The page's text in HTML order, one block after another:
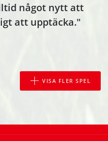
något nytt att
att upptäcka."
VISA FLER SPEL